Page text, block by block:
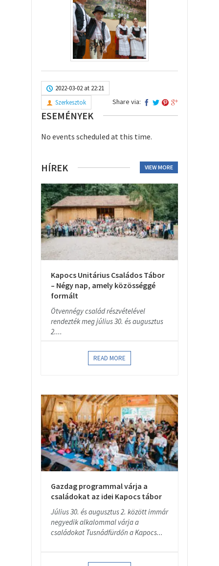
2022-03-02 at 22:21
Szerkesztok
Share via:
ESEMÉNYEK
No events scheduled at this time.
HÍREK VIEW MORE
Kapocs Unitárius Családos Tábor
– Négy nap, amely közösséggé
formált
Ötvennégy család részvételével
rendezték meg július 30. és augusztus
2....
READ MORE
Gazdag programmal várja a
családokat az idei Kapocs tábor
Július 30. és augusztus 2. között immár
negyedik alkalommal várja a
családokat Tusnádfürdőn a Kapocs...